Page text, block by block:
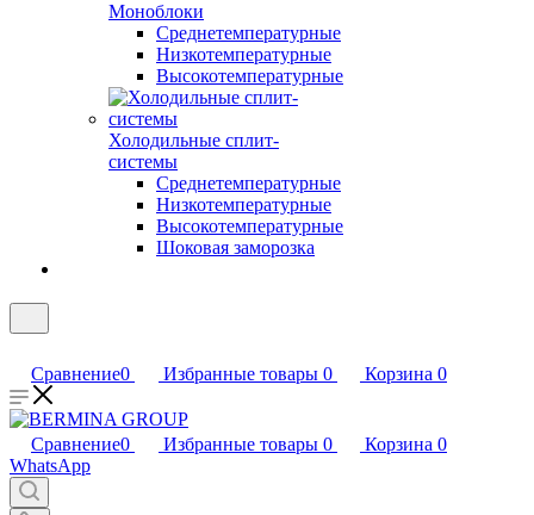
Моноблоки
Среднетемпературные
Низкотемпературные
Высокотемпературные
Холодильные сплит-
системы
Среднетемпературные
Низкотемпературные
Высокотемпературные
Шоковая заморозка
Сравнение0 Избранные товары 0 Корзина 0
Сравнение0 Избранные товары 0 Корзина 0
WhatsApp